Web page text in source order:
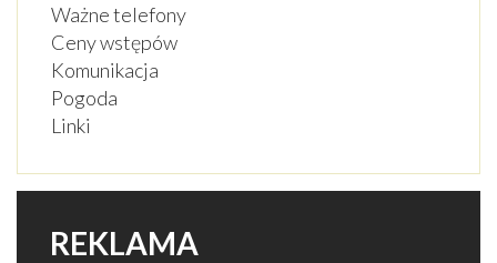
Ważne telefony
Ceny wstępów
Komunikacja
Pogoda
Linki
REKLAMA